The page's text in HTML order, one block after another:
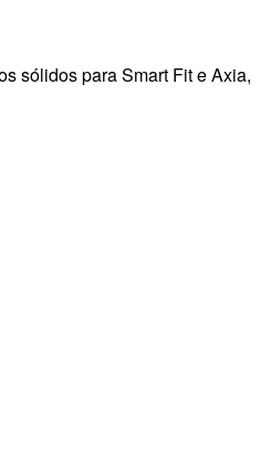
sólidos para Smart Fit e Axia,